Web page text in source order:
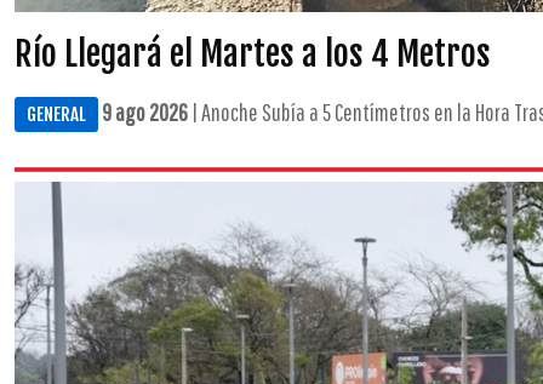
Río Llegará el Martes a los 4 Metros
GENERAL 9 ago 2026 | Anoche Subía a 5 Centímetros en la Hora